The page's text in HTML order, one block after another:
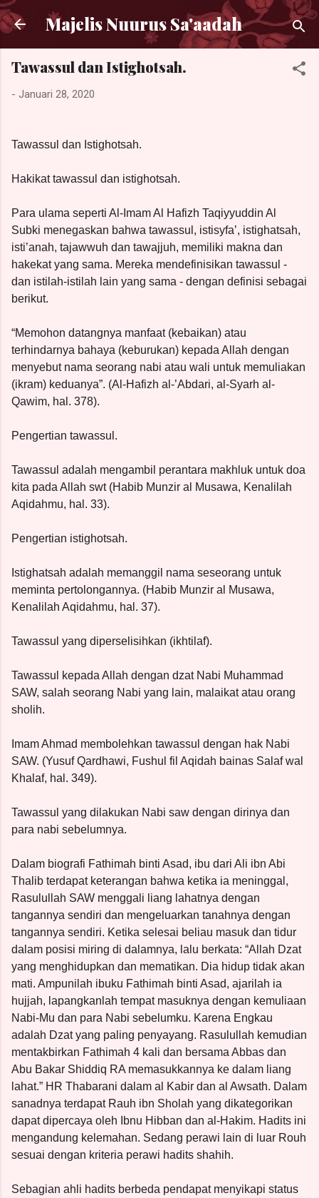
Langsung ke konten utama
Majelis Nuurus Sa'aadah
Tawassul dan Istighotsah.
- Januari 28, 2020
Tawassul dan Istighotsah.
Hakikat tawassul dan istighotsah.
Para ulama seperti Al-Imam Al Hafizh Taqiyyuddin Al
Subki menegaskan bahwa tawassul, istisyfa’, istighatsah,
isti’anah, tajawwuh dan tawajjuh, memiliki makna dan
hakekat yang sama. Mereka mendefinisikan tawassul -
dan istilah-istilah lain yang sama - dengan definisi sebagai
berikut.
“Memohon datangnya manfaat (kebaikan) atau
terhindarnya bahaya (keburukan) kepada Allah dengan
menyebut nama seorang nabi atau wali untuk memuliakan
(ikram) keduanya”. (Al-Hafizh al-’Abdari, al-Syarh al-
Qawim, hal. 378).
Pengertian tawassul.
Tawassul adalah mengambil perantara makhluk untuk doa
kita pada Allah swt (Habib Munzir al Musawa, Kenalilah
Aqidahmu, hal. 33).
Pengertian istighotsah.
Istighatsah adalah memanggil nama seseorang untuk
meminta pertolongannya. (Habib Munzir al Musawa,
Kenalilah Aqidahmu, hal. 37).
Tawassul yang diperselisihkan (ikhtilaf).
Tawassul kepada Allah dengan dzat Nabi Muhammad
SAW, salah seorang Nabi yang lain, malaikat atau orang
sholih.
Imam Ahmad membolehkan tawassul dengan hak Nabi
SAW. (Yusuf Qardhawi, Fushul fil Aqidah bainas Salaf wal
Khalaf, hal. 349).
Tawassul yang dilakukan Nabi saw dengan dirinya dan
para nabi sebelumnya.
Dalam biografi Fathimah binti Asad, ibu dari Ali ibn Abi
Thalib terdapat keterangan bahwa ketika ia meninggal,
Rasulullah SAW menggali liang lahatnya dengan
tangannya sendiri dan mengeluarkan tanahnya dengan
tangannya sendiri. Ketika selesai beliau masuk dan tidur
dalam posisi miring di dalamnya, lalu berkata: “Allah Dzat
yang menghidupkan dan mematikan. Dia hidup tidak akan
mati. Ampunilah ibuku Fathimah binti Asad, ajarilah ia
hujjah, lapangkanlah tempat masuknya dengan kemuliaan
Nabi-Mu dan para Nabi sebelumku. Karena Engkau
adalah Dzat yang paling penyayang. Rasulullah kemudian
mentakbirkan Fathimah 4 kali dan bersama Abbas dan
Abu Bakar Shiddiq RA memasukkannya ke dalam liang
lahat.” HR Thabarani dalam al Kabir dan al Awsath. Dalam
sanadnya terdapat Rauh ibn Sholah yang dikategorikan
dapat dipercaya oleh Ibnu Hibban dan al-Hakim. Hadits ini
mengandung kelemahan. Sedang perawi lain di luar Rouh
sesuai dengan kriteria perawi hadits shahih.
Sebagian ahli hadits berbeda pendapat menyikapi status